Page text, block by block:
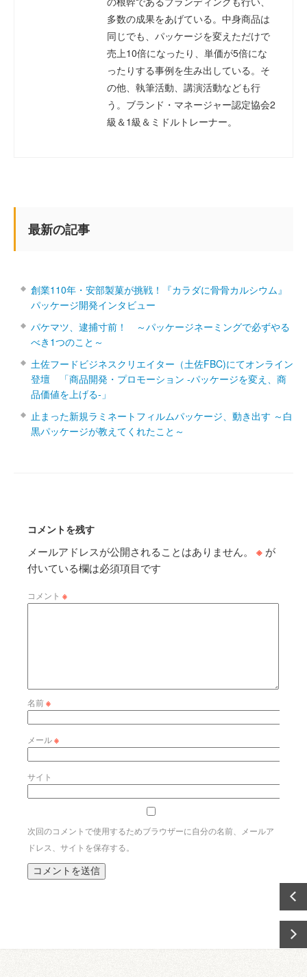
多数の成果をあげている。中身商品は
同じでも、パッケージを変えただけで
売上10倍になったり、単価が5倍にな
ったりする事例を生み出している。そ
の他、執筆活動、講演活動なども行
う。ブランド・マネージャー認定協会2
級＆1級＆ミドルトレーナー。
最新の記事
創業110年・安部製菓が挑戦！『カラダに骨骨カルシウム』
パッケージ開発インタビュー
パケマツ、逮捕寸前！ ～パッケージネーミングで必ずやる
べき1つのこと～
土佐フードビジネスクリエイター（土佐FBC)にてオンライン
登壇 「商品開発・プロモーション ‐パッケージを変え、商
品価値を上げる‐」
止まった新規ラミネートフィルムパッケージ、動き出す ～白
黒パッケージが教えてくれたこと～
コメントを残す
メールアドレスが公開されることはありません。 ※ が
付いている欄は必須項目です
コメント ※
名前※
メール※
サイト
次回のコメントで使用するためブラウザーに自分の名前、メールア
ドレス、サイトを保存する。